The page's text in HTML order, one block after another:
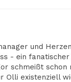
und
- ein
schmeißt schon
Olli existenziell